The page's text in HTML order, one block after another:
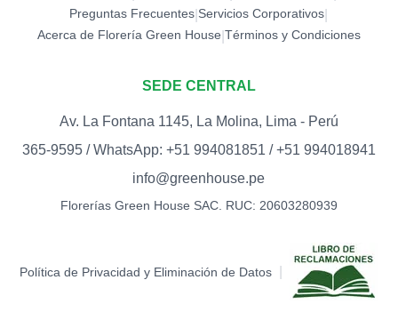
Preguntas Frecuentes Servicios Corporativos
Acerca de Florería Green House Términos y Condiciones
SEDE CENTRAL
Av. La Fontana 1145, La Molina, Lima - Perú
365-9595 / WhatsApp: +51 994081851 / +51 994018941
info@greenhouse.pe
Florerías Green House SAC. RUC: 20603280939
Política de Privacidad y Eliminación de Datos